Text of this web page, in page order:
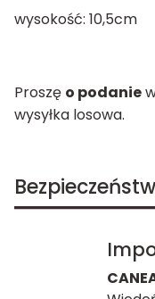
wysokość: 10,5cm
Proszę o podanie
wysyłka losowa.